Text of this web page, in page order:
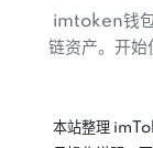
imtoken钱
链资产。开始
本站整理